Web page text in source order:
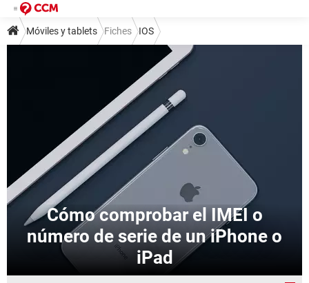
Móviles y tablets Fiches IOS
Cómo comprobar el IMEI o
número de serie de un iPhone o
iPad